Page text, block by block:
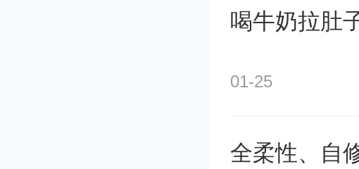
方最美丽的
就这么一所“
喝牛奶拉肚
01-25
全柔性、自